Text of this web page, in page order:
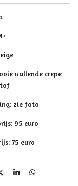
vallende crepe
zie foto
95 euro
75 euro
S
D